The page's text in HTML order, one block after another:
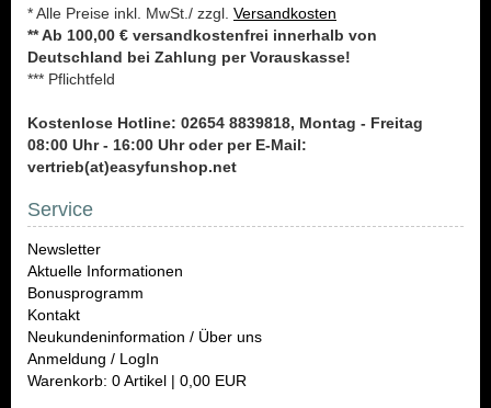
* Alle Preise inkl. MwSt./ zzgl. Versandkosten
** Ab 100,00 € versandkostenfrei innerhalb von
Deutschland bei Zahlung per Vorauskasse!
*** Pflichtfeld
Kostenlose Hotline: 02654 8839818, Montag - Freitag
08:00 Uhr - 16:00 Uhr oder per E-Mail:
vertrieb(at)easyfunshop.net
Service
Newsletter
Aktuelle Informationen
Bonusprogramm
Kontakt
Neukundeninformation / Über uns
Anmeldung / LogIn
Warenkorb: 0 Artikel | 0,00 EUR